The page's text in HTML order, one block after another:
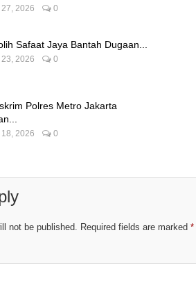
2026 0
Safaat Jaya Bantah Dugaan...
2026 0
Polres Metro Jakarta
2026 0
not be published. Required fields are marked *